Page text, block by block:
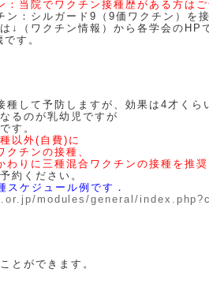
：当院でワクチン接種歴がある方はご
ン：シルガード9（9価ワクチン）を
↓（ワクチン情報）から各学会のHP
す。
種して予防しますが、効果は4才くら
るのが乳幼児ですが
す。
以外(自費)に
クチンの接種、
わりに三種混合ワクチンの接種を推奨
約ください。
スケジュール例です．
modules/general/
とができます。